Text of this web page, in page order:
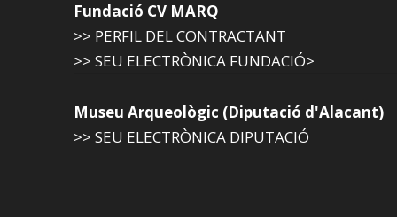
Fundació CV MARQ
>> PERFIL DEL CONTRACTANT
>> SEU ELECTRÒNICA FUNDACIÓ>
Museu Arqueològic (Diputació d'Alacant)
>> SEU ELECTRÒNICA DIPUTACIÓ